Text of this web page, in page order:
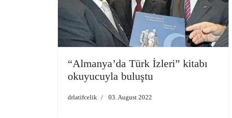
“Almanya’da Türk İzleri” kitabı
okuyucuyla buluştu
drlatifcelik 03. August 2022